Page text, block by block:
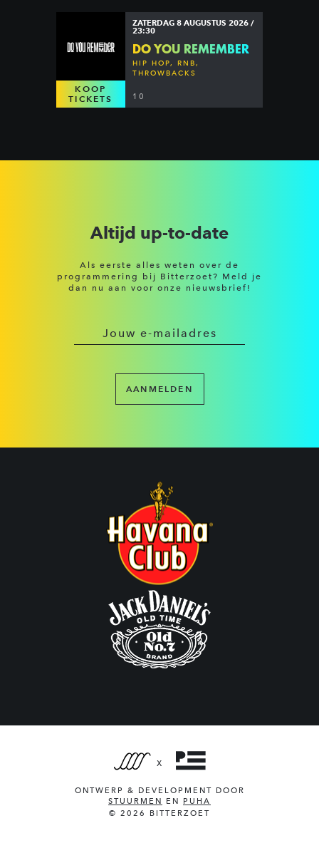
KOOP
TICKETS
ZATERDAG 8 AUGUSTUS 2026 /
23:30
DO YOU REMEMBER
HIP HOP, RNB,
THROWBACKS
10
Altijd up-to-date
Als eerste alles weten over de
programmering bij Bitterzoet? Meld je
dan nu aan voor onze nieuwsbrief!
AANMELDEN
X
ONTWERP & DEVELOPMENT DOOR
STUURMEN
EN PUHA
© 2026 BITTERZOET